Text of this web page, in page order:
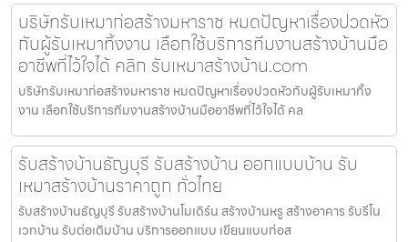
บริษัทรับเหมาก่อสร้างมหาราช หมดปัญหาเรื่องปวดหัว
กับผู้รับเหมาทิ้งงาน เลือกใช้บริการทีมงานสร้างบ้านมือ
อาชีพที่ไว้ใจได้ คลิก รับเหมาสร้างบ้าน.com
บริษัทรับเหมาก่อสร้างมหาราช หมดปัญหาเรื่องปวดหัวกับผู้รับเหมาทิ้ง
งาน เลือกใช้บริการทีมงานสร้างบ้านมืออาชีพที่ไว้ใจได้ คล
รับสร้างบ้านธัญบุรี รับสร้างบ้าน ออกแบบบ้าน รับ
เหมาสร้างบ้านราคาถูก ทั่วไทย
รับสร้างบ้านธัญบุรี รับสร้างบ้านโมเดิร์น สร้างบ้านหรู สร้างอาคาร รับรีโน
เวทบ้าน รับต่อเติมบ้าน บริการออกแบบ เขียนแบบก่อส